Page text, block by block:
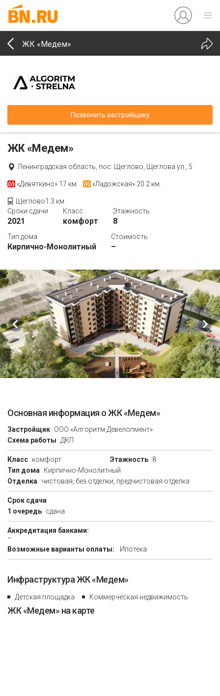
ЖК «Медем»
Позвонить застройщику
ЖК «Медем»
Ленинградская область, пос. Щеглово, Щеглова ул., 5
«Девяткино» 17 км. «Ладожская» 20.2 км.
Щеглово1.3 км.
Сроки сдачи
2021
Класс
комфорт
Этажность
8
Тип дома
Кирпично-Монолитный
Стоимость
–
Основная информация о ЖК «Медем»
Застройщик ООО «Алгоритм Девелопмент»
Схема работы
ДКП
Класс комфорт Этажность 8
Тип дома
Кирпично-Монолитный
Отделка
чистовая, без отделки, предчистовая отделка
Срок сдачи
1 очередь сдана
Аккредитация банками:
–
Возможные варианты оплаты:
Ипотека
Инфраструктура ЖК «Медем»
Детская площадка Коммерческая недвижимость
ЖК «Медем» на карте